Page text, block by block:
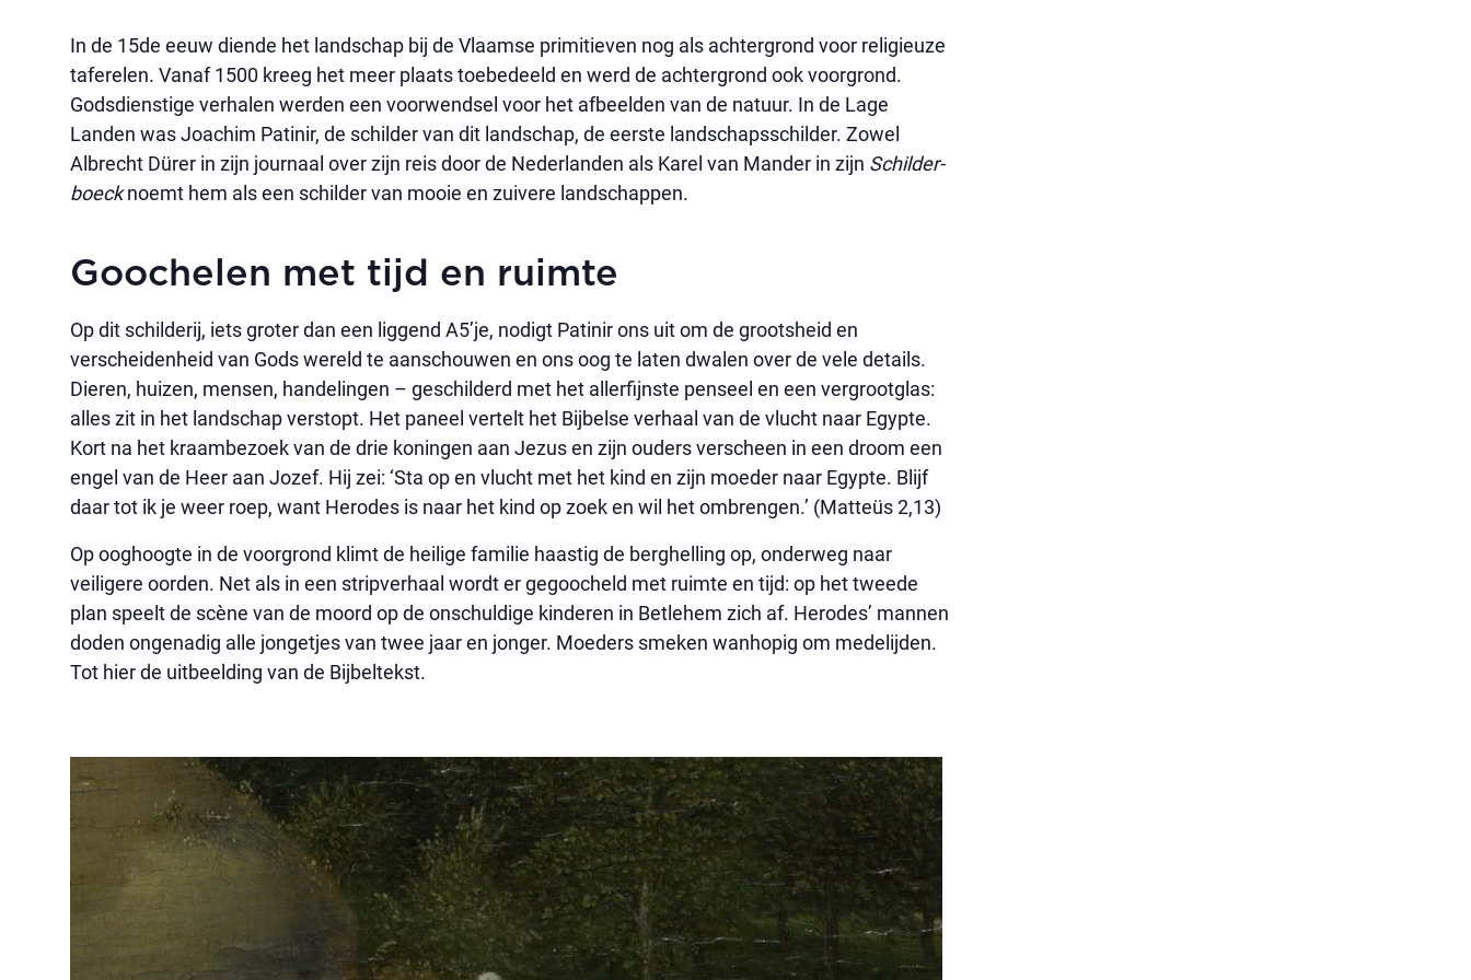
In de 15de eeuw diende het landschap bij de Vlaamse primitieven nog als achtergrond voor religieuze
taferelen. Vanaf 1500 kreeg het meer plaats toebedeeld en werd de achtergrond ook voorgrond.
Godsdienstige verhalen werden een voorwendsel voor het afbeelden van de natuur. In de Lage
Landen was Joachim Patinir, de schilder van dit landschap, de eerste landschapsschilder. Zowel
Albrecht Dürer in zijn journaal over zijn reis door de Nederlanden als Karel van Mander in zijn Schilder-
boecknoemt hem als een schilder van mooie en zuivere landschappen.
Goochelen met tijd en ruimte
Op dit schilderij, iets groter dan een liggend A5’je, nodigt Patinir ons uit om de grootsheid en
verscheidenheid van Gods wereld te aanschouwen en ons oog te laten dwalen over de vele details.
Dieren, huizen, mensen, handelingen – geschilderd met het allerfijnste penseel en een vergrootglas:
alles zit in het landschap verstopt. Het paneel vertelt het Bijbelse verhaal van de vlucht naar Egypte.
Kort na het kraambezoek van de drie koningen aan Jezus en zijn ouders verscheen in een droom een
engel van de Heer aan Jozef. Hij zei: ‘Sta op en vlucht met het kind en zijn moeder naar Egypte. Blijf
daar tot ik je weer roep, want Herodes is naar het kind op zoek en wil het ombrengen.’ (Matteüs 2,13)
Op ooghoogte in de voorgrond klimt de heilige familie haastig de berghelling op, onderweg naar
veiligere oorden. Net als in een stripverhaal wordt er gegoocheld met ruimte en tijd: op het tweede
plan speelt de scène van de moord op de onschuldige kinderen in Betlehem zich af. Herodes’ mannen
doden ongenadig alle jongetjes van twee jaar en jonger. Moeders smeken wanhopig om medelijden.
Tot hier de uitbeelding van de Bijbeltekst.